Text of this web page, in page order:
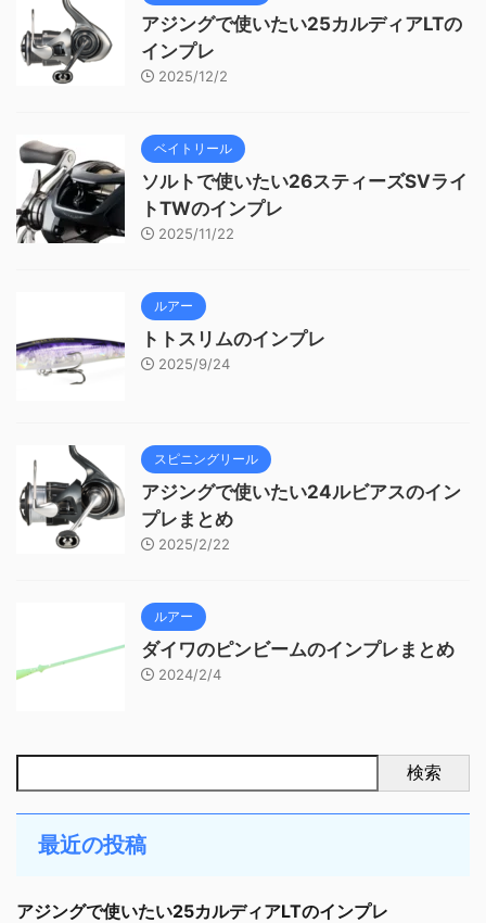
アジングで使いたい25カルディアLTの
インプレ
2025/12/2
ベイトリール
ソルトで使いたい26スティーズSVライ
トTWのインプレ
2025/11/22
ルアー
トトスリムのインプレ
2025/9/24
スピニングリール
アジングで使いたい24ルビアスのイン
プレまとめ
2025/2/22
ルアー
ダイワのピンビームのインプレまとめ
2024/2/4
検索
最近の投稿
アジングで使いたい25カルディアLTのインプレ